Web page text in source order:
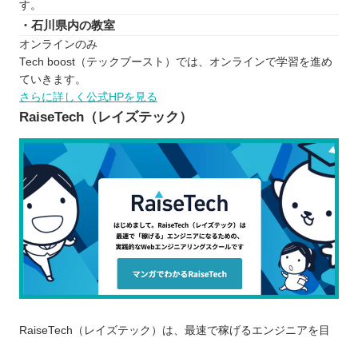
す。
・石川県内の教室
オンラインのみ
Tech boost（テックブースト）では、オンラインで学習を進め
ていきます。
さらに詳しく公式HPを見る
RaiseTech（レイズテック）
RaiseTech（レイズテック）は、最速で稼げるエンジニアを目